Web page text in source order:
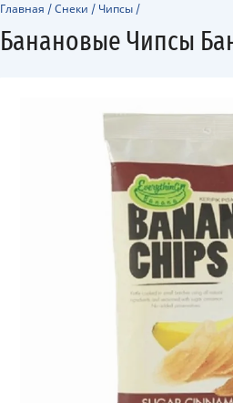
Главная /Снеки / Чипсы /
Банановые Чипсы